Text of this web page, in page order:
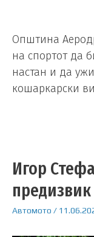
Општина
на спортот да
настан и да
кошаркарски
Игор
Автомото /